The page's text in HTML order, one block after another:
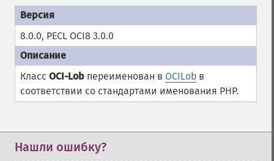
8.0.0, PECL OCI8 3.0.0
Класс OCI-Lob переименован в OCILob в
соответствии со стандартами именования PHP.
Нашли ошибку?